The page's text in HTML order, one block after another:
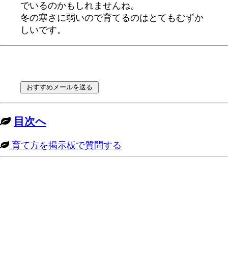
でいるのかもしれませんね。
冬の寒さに弱いので育てるのはとてもむずか
しいです。
目次へ
育て方を掲示板で質問する